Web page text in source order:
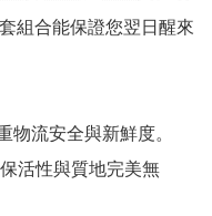
組合能保證您翌日醒來
物流安全與新鮮度。
活性與質地完美無